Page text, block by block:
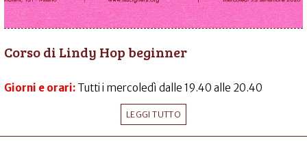
Corso di Lindy Hop beginner
Giorni e orari: Tutti i mercoledì dalle 19.40 alle 20.40
LEGGI TUTTO